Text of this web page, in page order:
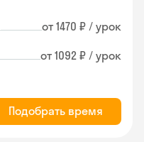
от 1470 ₽ / урок
от 1092 ₽ / урок
Подобрать время